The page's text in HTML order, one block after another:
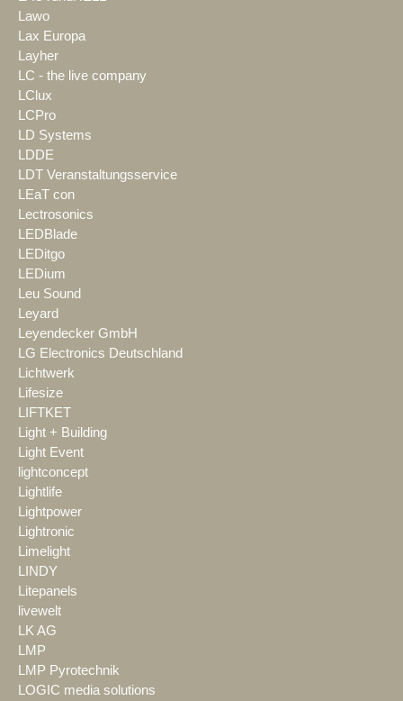
Lawo
Lax Europa
Layher
LC - the live company
LClux
LCPro
LD Systems
LDDE
LDT Veranstaltungsservice
LEaT con
Lectrosonics
LEDBlade
LEDitgo
LEDium
Leu Sound
Leyard
Leyendecker GmbH
LG Electronics Deutschland
Lichtwerk
Lifesize
LIFTKET
Light + Building
Light Event
lightconcept
Lightlife
Lightpower
Lightronic
Limelight
LINDY
Litepanels
livewelt
LK AG
LMP
LMP Pyrotechnik
LOGIC media solutions